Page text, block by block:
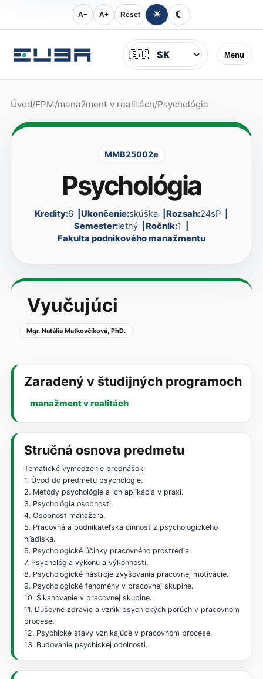
A− A+ Reset ☀ ☾
Menu
Jazyk
🇸🇰
Úvod/FPM/manažment v realitách/Psychológia
MMB25002e
Psychológia
Kredity:6 Ukončenie:skúška Rozsah:24sP
Semester:letný Ročník:1
Fakulta podnikového manažmentu
Vyučujúci
Mgr. Natália Matkovčíková, PhD.
Zaradený v študijných programoch
manažment v realitách
Stručná osnova predmetu
Tematické vymedzenie prednášok:
1. Úvod do predmetu psychológie.
2. Metódy psychológie a ich aplikácia v praxi.
3. Psychológia osobnosti.
4. Osobnosť manažéra.
5. Pracovná a podnikateľská činnosť z psychologického
hľadiska.
6. Psychologické účinky pracovného prostredia.
7. Psychológia výkonu a výkonnosti.
8. Psychologické nástroje zvyšovania pracovnej motivácie.
9. Psychologické fenomény v pracovnej skupine.
10. Šikanovanie v pracovnej skupine.
11. Duševné zdravie a vznik psychických porúch v pracovnom
procese.
12. Psychické stavy vznikajúce v pracovnom procese.
13. Budovanie psychickej odolnosti.